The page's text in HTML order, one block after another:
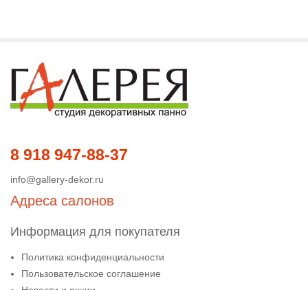
8 918 947-88-37
info@gallery-dekor.ru
Адреса салонов
Информация для покупателя
Политика конфиденциальности
Пользовательское соглашение